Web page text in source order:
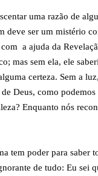
uma razão de
deve ser um mistério
a ajuda da
mas sem ela, ele
certeza. Sem a
Deus, como
Enquanto nós
tem poder para saber
de tudo: Eu sei